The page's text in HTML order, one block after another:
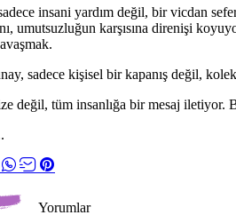
insani yardım değil, bir vicdan
umutsuzluğun karşısına direnişi
sadece kişisel bir kapanış değil,
değil, tüm insanlığa bir mesaj
Yorumlar